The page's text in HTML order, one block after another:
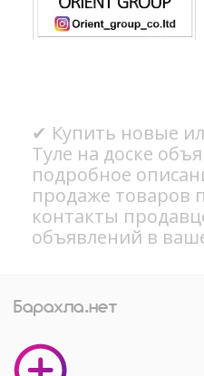
✔ Купить новые
Туле на доске
подробное
продаже товаров
контакты
объявлений в